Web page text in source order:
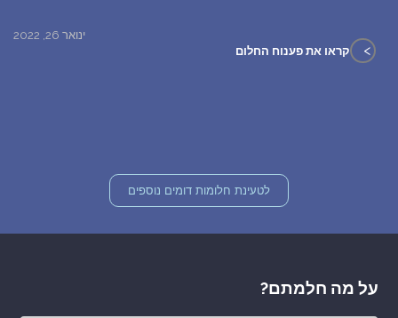
ינואר 26, 2022
> קראו את פענוח החלום
לטעינת חלומות דומים נוספים
על מה חלמתם?